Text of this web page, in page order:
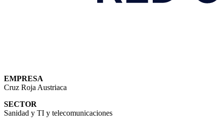
EMPRESA
Cruz Roja Austriaca
SECTOR
Sanidad y TI y telecomunicaciones